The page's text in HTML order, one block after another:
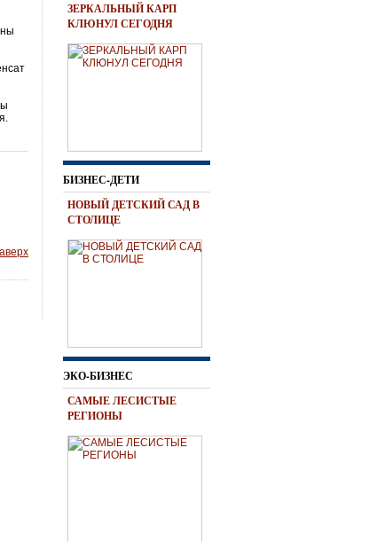
ЗЕРКАЛЬНЫЙ КАРП
КЛЮНУЛ СЕГОДНЯ
БИЗНЕС-ДЕТИ
НОВЫЙ ДЕТСКИЙ САД В
СТОЛИЦЕ
ЭКО-БИЗНЕС
САМЫЕ ЛЕСИСТЫЕ
РЕГИОНЫ